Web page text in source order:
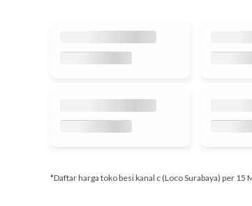
*Daftar harga toko besi kanal c (Loco Surabaya) per 15